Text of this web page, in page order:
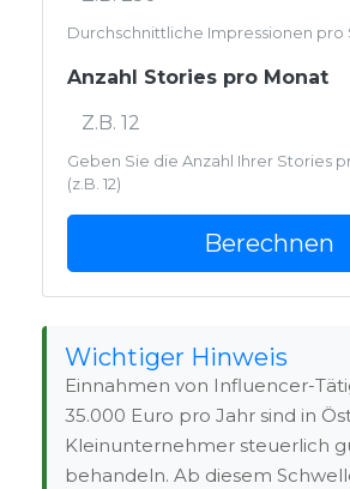
Durchschnittliche Impressionen pro
Anzahl Stories pro Monat
Geben Sie die Anzahl Ihrer Stories
(z.B. 12)
Berechnen
Wichtiger Hinweis
Einnahmen von Influencer-
35.000 Euro pro Jahr sind in
Kleinunternehmer steuerlich
behandeln. Ab diesem